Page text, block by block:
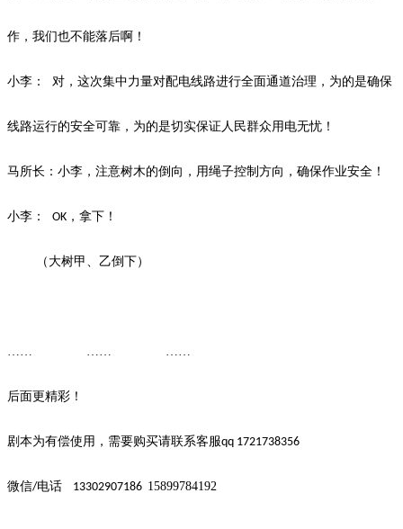
作，我们也不能落后啊！
小李： 对，这次集中力量对配电线路进行全面通道治理，为的是确保
线路运行的安全可靠，为的是切实保证人民群众用电无忧！
马所长：小李，注意树木的倒向，用绳子控制方向，确保作业安全！
小李： OK ，拿下！
（大树甲、乙倒下）
后面更精彩！
剧本为有偿使用，需要购买请联系客服qq 1721738356
微信/电话 13302907186 15899784192